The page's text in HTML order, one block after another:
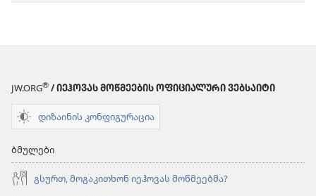
ᲒᲐᲛᲝᲪᲔᲛᲐ)
JW.ORG® / ᲘᲔᲰᲝᲕᲐᲡ ᲛᲝᲬᲛᲔᲔᲑᲘᲡ ᲝᲤᲘᲪᲘᲐᲚᲣᲠᲘ ᲕᲔᲑᲡᲐᲘᲢᲘ
დიზაინის კონფიგურაცია
ბმულები
გსურთ, მოგაკითხონ იეჰოვას მოწმეებმა?